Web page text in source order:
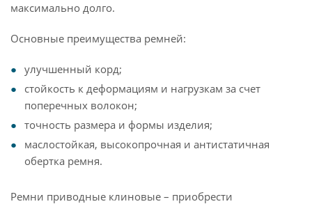
максимально долго.
Основные преимущества ремней:
улучшенный корд;
стойкость к деформациям и нагрузкам за счет
поперечных волокон;
точность размера и формы изделия;
маслостойкая, высокопрочная и антистатичная
обертка ремня.
Ремни приводные клиновые – приобрести